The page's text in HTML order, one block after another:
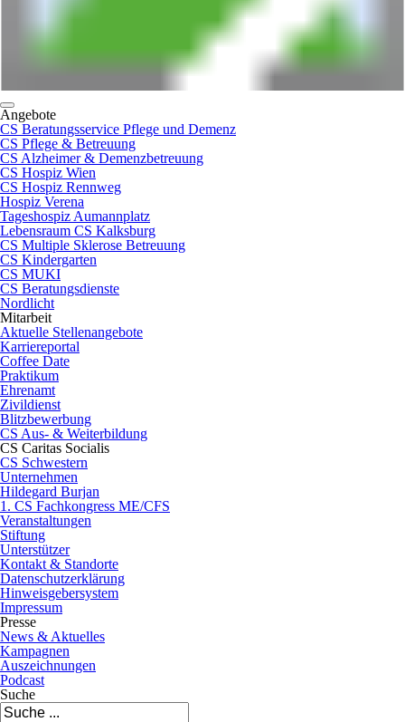
Angebote
CS Beratungsservice Pflege und Demenz
CS Pflege & Betreuung
CS Alzheimer & Demenzbetreuung
CS Hospiz Wien
CS Hospiz Rennweg
Hospiz Verena
Tageshospiz Aumannplatz
Lebensraum CS Kalksburg
CS Multiple Sklerose Betreuung
CS Kindergarten
CS MUKI
CS Beratungsdienste
Nordlicht
Mitarbeit
Aktuelle Stellenangebote
Karriereportal
Coffee Date
Praktikum
Ehrenamt
Zivildienst
Blitzbewerbung
CS Aus- & Weiterbildung
CS Caritas Socialis
CS Schwestern
Unternehmen
Hildegard Burjan
1. CS Fachkongress ME/CFS
Veranstaltungen
Stiftung
Unterstützer
Kontakt & Standorte
Datenschutzerklärung
Hinweisgebersystem
Impressum
Presse
News & Aktuelles
Kampagnen
Auszeichnungen
Podcast
Suche